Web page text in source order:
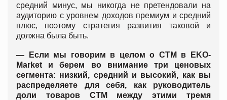
средний минус, мы никогда не претендовали на
аудиторию с уровнем доходов премиум и средний
плюс, поэтому стратегия развития таковой и
должна была быть.
— Если мы говорим в целом о СТМ в EKO-
Market и берем во внимание три ценовых
сегмента: низкий, средний и высокий, как вы
распределяете для себя, как руководитель
доли товаров СТМ между этими тремя